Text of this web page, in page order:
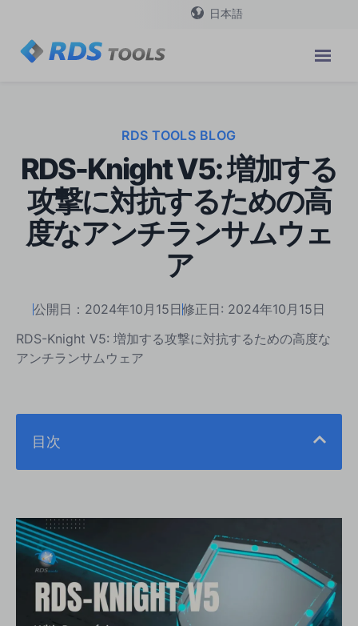
日本語
RDS TOOLS BLOG
RDS-Knight V5: 増加する
攻撃に対抗するための高
度なアンチランサムウェ
ア
公開日：2024年10月15日修正日: 2024年10月15日
RDS-Knight V5: 増加する攻撃に対抗するための高度な
アンチランサムウェア
目次
攻撃が増加しました。この傾向に対抗するために、
RDS-Toolsソフトウェアの製品であるRDS-Knight
は、ブルートフォース保護などの他の注目すべき機能
に加えて、最も効率的なランサムウェア対策を提供す
るように強化されました。